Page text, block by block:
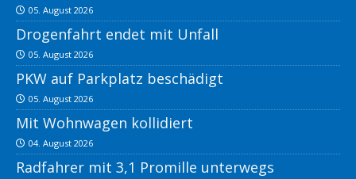
05. August 2026
Drogenfahrt endet mit Unfall
05. August 2026
PKW auf Parkplatz beschädigt
05. August 2026
Mit Wohnwagen kollidiert
04. August 2026
Radfahrer mit 3,1 Promille unterwegs